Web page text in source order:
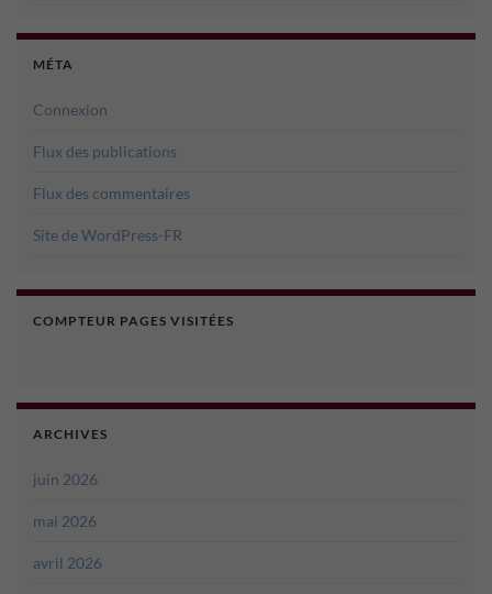
MÉTA
Connexion
Flux des publications
Flux des commentaires
Site de WordPress-FR
COMPTEUR PAGES VISITÉES
ARCHIVES
juin 2026
mai 2026
avril 2026